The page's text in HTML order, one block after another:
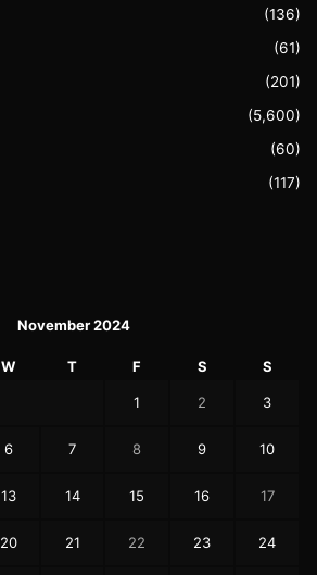
(136)
(61)
(201)
(5,600)
(60)
(117)
November 2024
W T F S S
1 2 3
6 7 8 9 10
13 14 15 16 17
20 21 22 23 24